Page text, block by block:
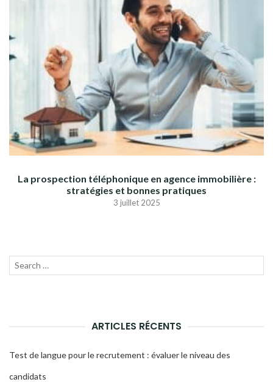
La prospection téléphonique en agence immobilière :
stratégies et bonnes pratiques
3 juillet 2025
Recherche
ARTICLES RÉCENTS
Test de langue pour le recrutement : évaluer le niveau des
candidats